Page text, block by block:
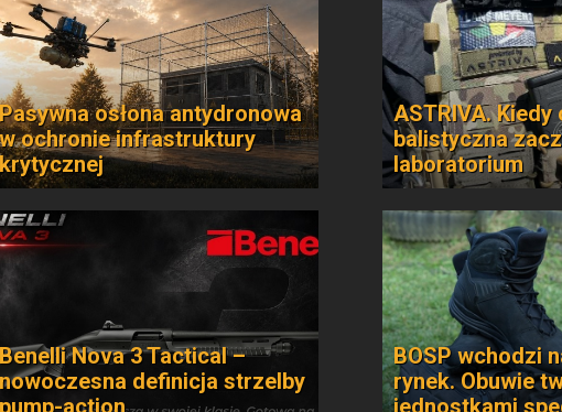
Pasywna osłona antydronowa
w ochronie infrastruktury
krytycznej
ASTRIVA. Kiedy
balistyczna
laboratorium
Benelli Nova 3 Tactical –
nowoczesna definicja strzelby
pump-action
BOSP wchodzi
rynek. Obuwie
jednostkami